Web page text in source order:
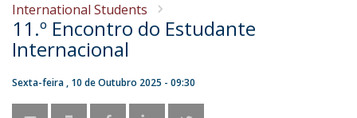
International Students
11.º Encontro do Estudante
Internacional
Sexta-feira , 10 de Outubro 2025 - 09:30